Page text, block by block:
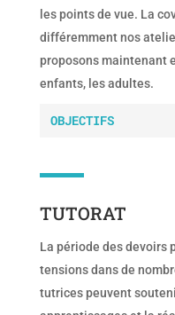
les points de vue. La
différemment nos
proposons maintenant
enfants, les adultes.
OBJECTIFS
TUTORAT
La période des devoirs
tensions dans de
tutrices peuvent